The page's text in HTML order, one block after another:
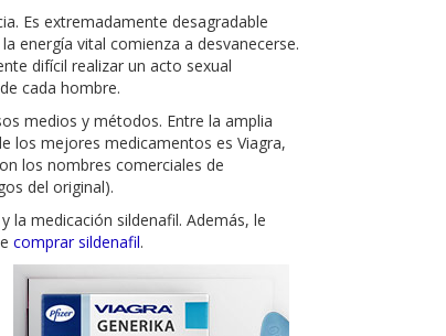
Es extremadamente desagradable
energía vital comienza a desvanecerse.
difícil realizar un acto sexual
cada hombre.
medios y métodos. Entre la amplia
los mejores medicamentos es Viagra,
los nombres comerciales de
del original).
la medicación sildenafil. Además, le
comprar sildenafil.